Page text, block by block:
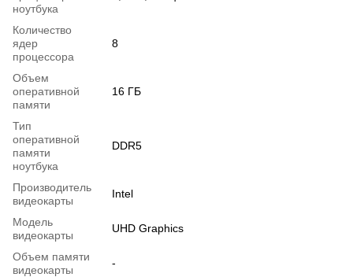
ноутбука
Количество
ядер
процессора
8
Объем
оперативной
памяти
16 ГБ
Тип
оперативной
памяти
ноутбука
DDR5
Производитель
видеокарты
Intel
Модель
видеокарты
UHD Graphics
Объем памяти
видеокарты
-